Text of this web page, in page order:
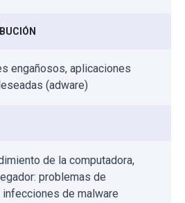
engañosos, aplicaciones
(adware)
de la computadora,
problemas de
de malware